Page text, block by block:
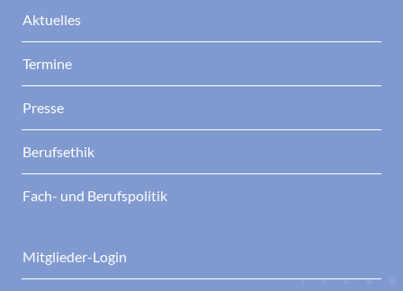
Aktuelles
Termine
Presse
Berufsethik
Fach- und Berufspolitik
Mitglieder-Login